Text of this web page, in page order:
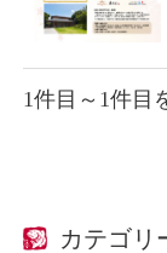
1件目～1件目
カテゴリ